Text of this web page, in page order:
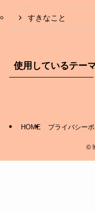
すきなこと
使用しているテー
HOME プライバシー
©